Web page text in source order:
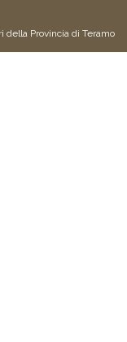
Provincia di Teramo